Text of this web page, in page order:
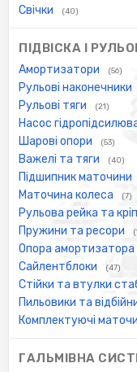
Свічки (40)
ПІДВІСКА І
Амортизатори (56)
Рульові наконечники
Рульові тяги (21)
Насос
Шарові опори (53)
Важелі та тяги (40)
Підшипник маточини
Маточина колеса (7)
Рульова рейка та
Пружини та ресори
Опора амортизатора
Сайлентблоки (47)
Стійки та втулки
Пильовики та
Комплектуючі
ГАЛЬМІВНА